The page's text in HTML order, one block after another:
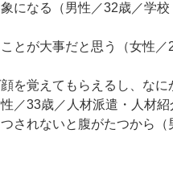
になる（男性／32歳／学校
とが大事だと思う（女性／
顔を覚えてもらえるし、なに
／33歳／人材派遣・人材紹
つされないと腹がたつから（